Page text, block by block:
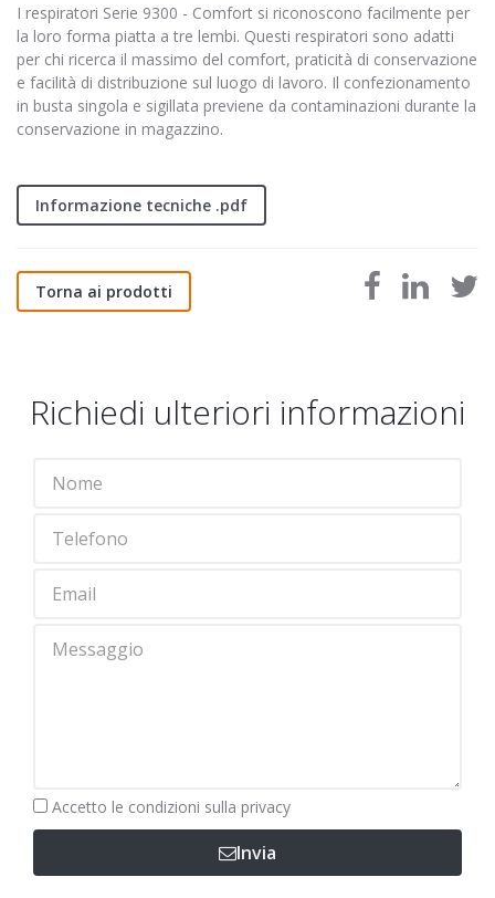
I respiratori Serie 9300 - Comfort si riconoscono facilmente per
la loro forma piatta a tre lembi. Questi respiratori sono adatti
per chi ricerca il massimo del comfort, praticità di conservazione
e facilità di distribuzione sul luogo di lavoro. Il confezionamento
in busta singola e sigillata previene da contaminazioni durante la
conservazione in magazzino.
Informazione tecniche .pdf
Torna ai prodotti
Richiedi ulteriori informazioni
Obbligatorio
Accetto le condizioni sulla privacy
Invia